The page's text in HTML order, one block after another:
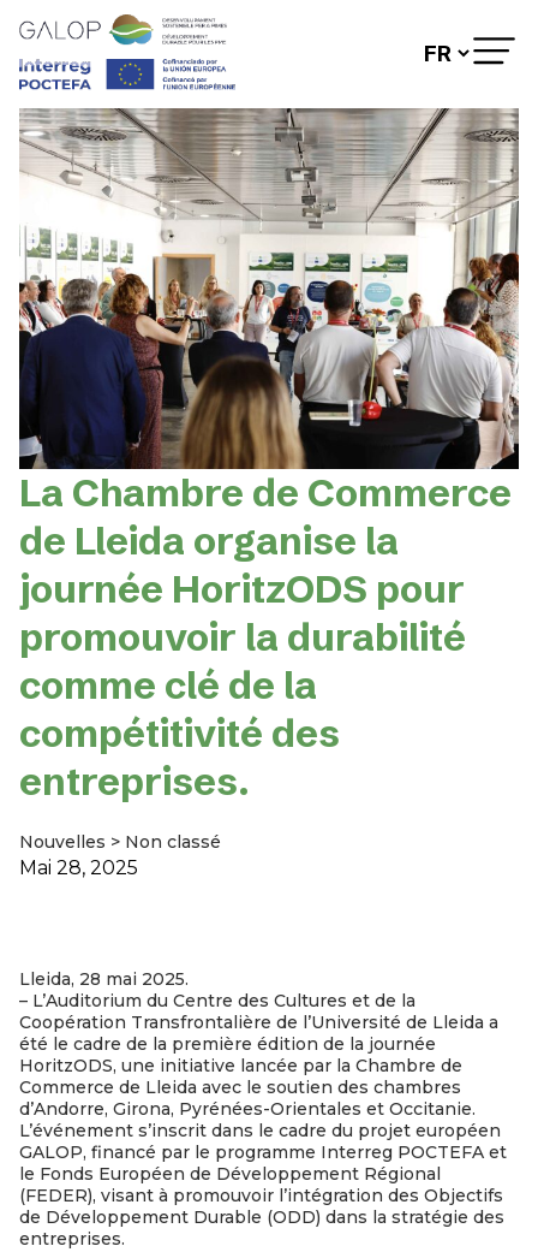
GALOP
ACTIONS
ACCÉLÉRATEURTRANSFRONTALIER
LES PARTENAIRES
OBSERVATOIRE DUDÉVELOPPEMENT DURABLE
JOURNÉES
DIAGNOSTIC
D’ENTREPRISE
NOUVELLES
CONTACT
La Chambre de Commerce
de Lleida organise la
journée HoritzODS pour
promouvoir la durabilité
comme clé de la
compétitivité des
entreprises.
Nouvelles > Non classé
Mai 28, 2025
Lleida, 28 mai 2025.
– L’Auditorium du Centre des Cultures et de la
Coopération Transfrontalière de l’Université de Lleida a
été le cadre de la première édition de la journée
HoritzODS, une initiative lancée par la Chambre de
Commerce de Lleida avec le soutien des chambres
d’Andorre, Girona, Pyrénées-Orientales et Occitanie.
L’événement s’inscrit dans le cadre du projet européen
GALOP, financé par le programme Interreg POCTEFA et
le Fonds Européen de Développement Régional
(FEDER), visant à promouvoir l’intégration des Objectifs
de Développement Durable (ODD) dans la stratégie des
entreprises.